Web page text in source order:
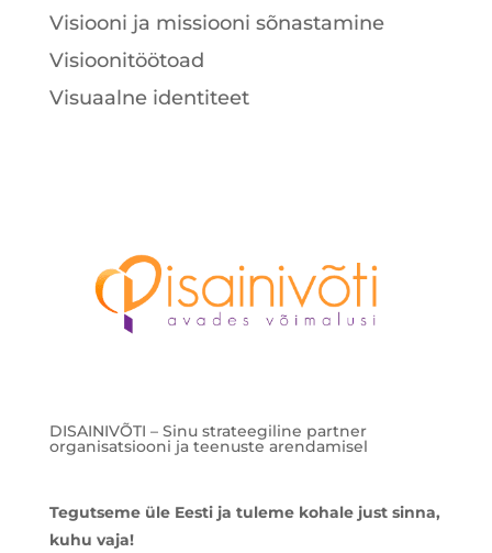
Visiooni ja missiooni sõnastamine
Visioonitöötoad
Visuaalne identiteet
DISAINIVÕTI – Sinu strateegiline partner
organisatsiooni ja teenuste arendamisel
Tegutseme üle Eesti ja tuleme kohale just sinna,
kuhu vaja!